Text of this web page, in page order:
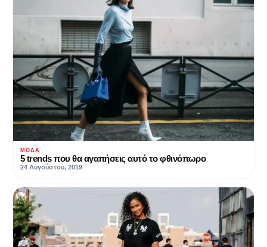
ΜΌΔΑ
5 trends που θα αγαπήσεις αυτό το φθινόπωρο
24 Αυγούστου, 2019